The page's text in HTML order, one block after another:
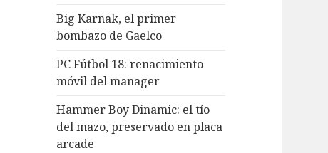
Big Karnak, el primer
bombazo de Gaelco
PC Fútbol 18: renacimiento
móvil del manager
Hammer Boy Dinamic: el tío
del mazo, preservado en placa
arcade